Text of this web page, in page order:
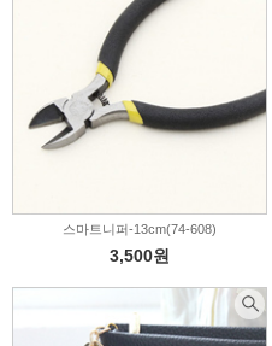
스마트니퍼-13cm(74-608)
3,500원